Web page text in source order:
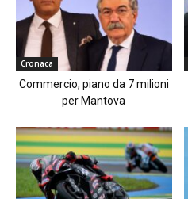
Cronaca
Commercio, piano da 7 milioni
per Mantova